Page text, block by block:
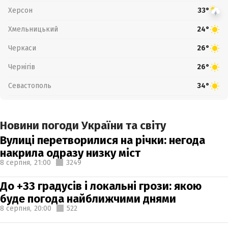
Херсон 33°
Хмельницький 24°
Черкаси 26°
Чернігів 26°
Севастополь 34°
Новини погоди України та світу
Вулиці перетворилися на річки: негода
накрила одразу низку міст
8 серпня, 21:00 3249
До +33 градусів і локальні грози: якою
буде погода найближчими днями
8 серпня, 20:00 522